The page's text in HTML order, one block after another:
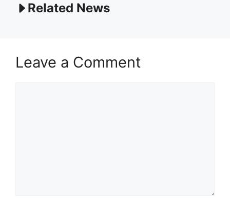
Related News
Leave a Comment